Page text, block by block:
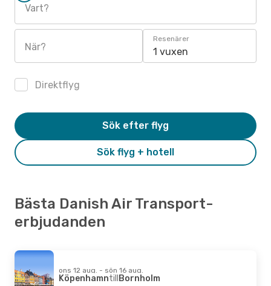
Vart?
När?
Resenärer
1 vuxen
Direktflyg
Sök flyg + hotell
Sök efter flyg
Bästa Danish Air Transport-
erbjudanden
ons 12 aug. - sön 16 aug.
KöpenhamntillBornholm